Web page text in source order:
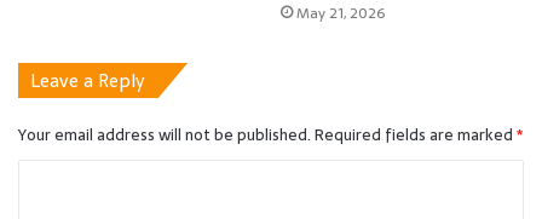
May 21, 2026
Leave a Reply
Your email address will not be published.Required fields are marked*